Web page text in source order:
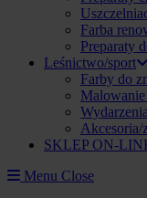
Farba
Preparaty
Leśnictwo/sport
Farby do
Akcesoria/
SKLEP ON-
Menu Close